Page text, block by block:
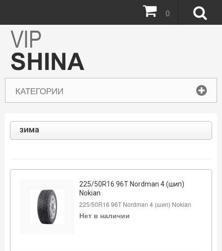
КАТЕГОРИИ
0
зима
225/50R16 96T Nordman 4 (шип)
Nokian
225/50R16 96T Nordman 4 (шип) Nokian
Нет в наличии